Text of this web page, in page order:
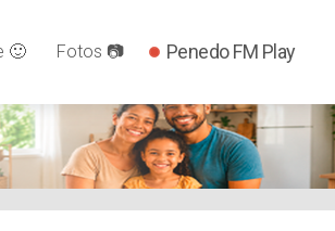
🙂 Fotos 📷 Penedo FM Play